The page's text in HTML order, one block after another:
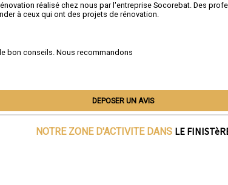
réalisé chez nous par l'entreprise Socorebat. Des
à ceux qui ont des projets de rénovation.
bon conseils. Nous recommandons
DEPOSER UN AVIS
NOTRE ZONE D'ACTIVITE DANS LE